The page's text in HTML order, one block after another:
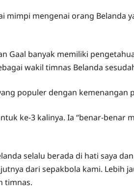
mimpi mengenai orang Belanda
Gaal banyak memiliki
wakil timnas Belanda
populer dengan kemenangan
ke-3 kalinya. Ia “benar-benar
selalu berada di hati saya
dari sepakbola kami. Lebih
timnas.